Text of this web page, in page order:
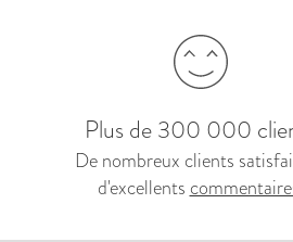
Plus de 300 000
De nombreux clients
d'excellents